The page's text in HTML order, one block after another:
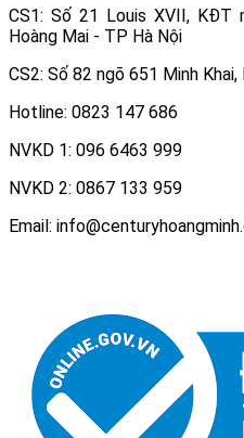
CS1: Số 21 Louis XVII, KĐT
Hoàng Mai - TP Hà Nội
CS2: Số 82 ngõ 651 Minh
Hotline: 0823 147 686
NVKD 1: 096 6463 999
NVKD 2: 0867 133 959
Email: